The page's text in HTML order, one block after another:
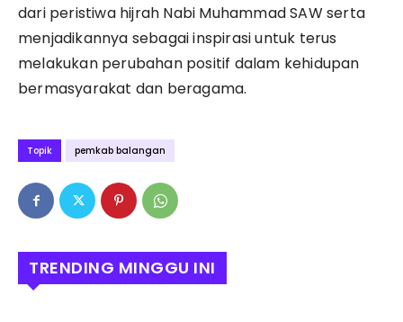
dari peristiwa hijrah Nabi Muhammad SAW serta
menjadikannya sebagai inspirasi untuk terus
melakukan perubahan positif dalam kehidupan
bermasyarakat dan beragama.
Topik pemkab balangan
TRENDING MINGGU INI